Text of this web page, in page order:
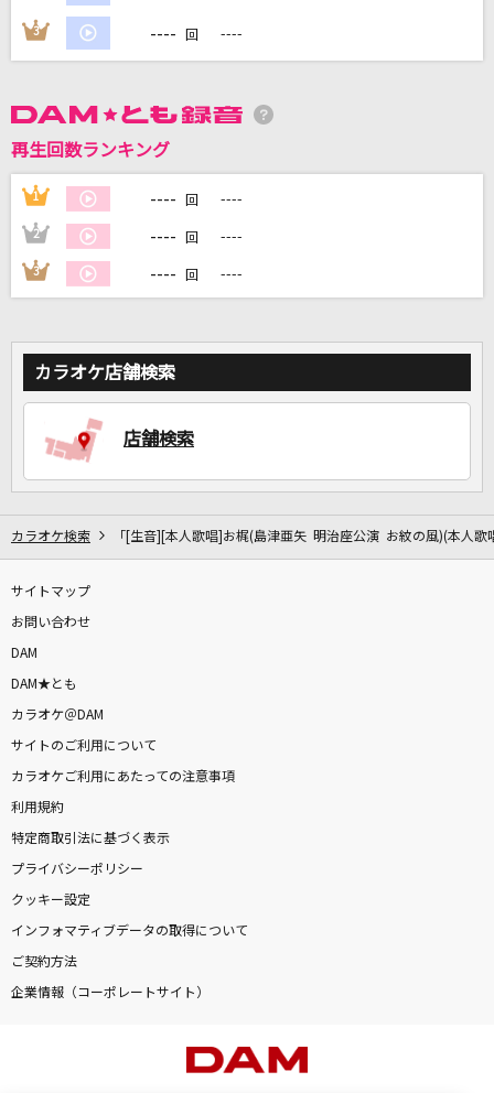
カラオケ最新情報をチェック！
3 ---- 回 ----
再生回数ランキング
1 ---- 回 ----
2 ---- 回 ----
3 ---- 回 ----
カラオケ店舗検索
店舗検索
カラオケ検索 「[生音][本人歌唱]お梶(島津亜矢 明治座公演 お紋の風)(本人歌
サイトマップ
お問い合わせ
DAM
DAM★とも
カラオケ＠DAM
サイトのご利用について
カラオケご利用にあたっての注意事項
利用規約
特定商取引法に基づく表示
プライバシーポリシー
クッキー設定
インフォマティブデータの取得について
ご契約方法
企業情報（コーポレートサイト）